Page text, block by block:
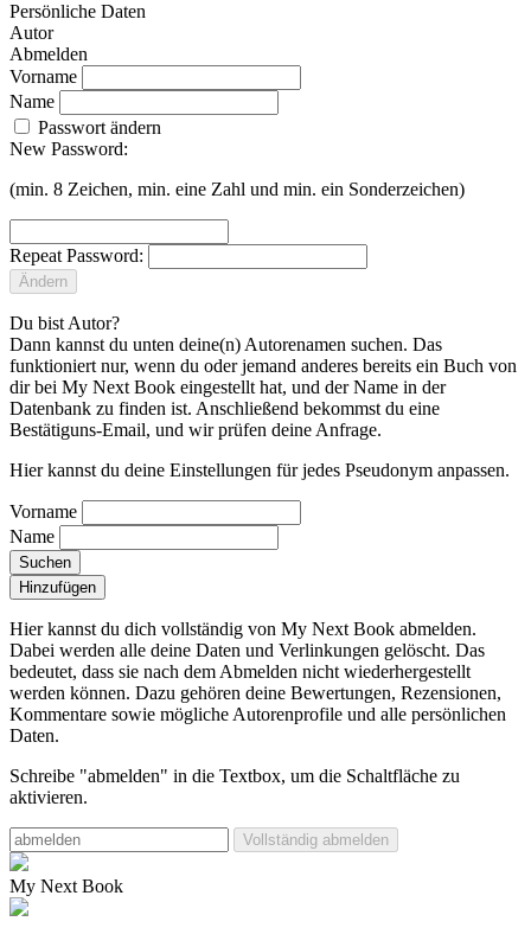
Persönliche Daten
Autor
Abmelden
Vorname
Name
Passwort ändern
New Password:
(min. 8 Zeichen, min. eine Zahl und min. ein Sonderzeichen)
Repeat Password:
Ändern
Du bist Autor?
Dann kannst du unten deine(n) Autorenamen suchen. Das
funktioniert nur, wenn du oder jemand anderes bereits ein Buch von
dir bei My Next Book eingestellt hat, und der Name in der
Datenbank zu finden ist. Anschließend bekommst du eine
Bestätiguns-Email, und wir prüfen deine Anfrage.
Hier kannst du deine Einstellungen für jedes Pseudonym anpassen.
Vorname
Name
Suchen
Hinzufügen
Hier kannst du dich vollständig von My Next Book abmelden.
Dabei werden alle deine Daten und Verlinkungen gelöscht. Das
bedeutet, dass sie nach dem Abmelden nicht wiederhergestellt
werden können. Dazu gehören deine Bewertungen, Rezensionen,
Kommentare sowie mögliche Autorenprofile und alle persönlichen
Daten.
Schreibe "abmelden" in die Textbox, um die Schaltfläche zu
aktivieren.
Vollständig abmelden
My Next Book